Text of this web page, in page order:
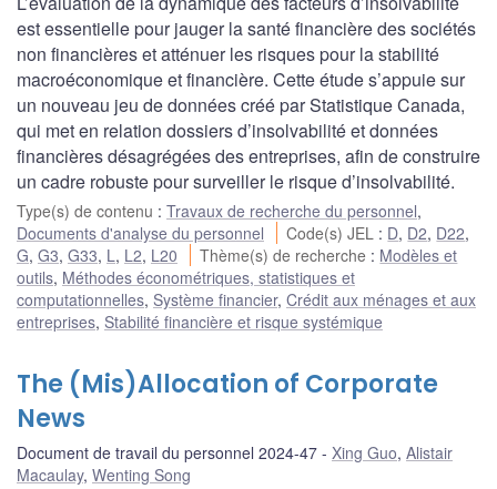
est essentielle pour jauger la santé financière des sociétés
non financières et atténuer les risques pour la stabilité
macroéconomique et financière. Cette étude s’appuie sur
un nouveau jeu de données créé par Statistique Canada,
qui met en relation dossiers d’insolvabilité et données
financières désagrégées des entreprises, afin de construire
un cadre robuste pour surveiller le risque d’insolvabilité.
Type(s) de contenu : Travaux de recherche du personnel,
Documents d'analyse du personnel
Code(s) JEL : D, D2, D22,
G, G3, G33, L , L2, L20 Thème(s) de recherche : Modèles et
outils, Méthodes économétriques, statistiques et
computationnelles, Système financier, Crédit aux ménages et aux
entreprises, Stabilité financière et risque systémique
The (Mis)Allocation of Corporate
News
Document de travail du personnel 2024-47 Xing Guo, Alistair
Macaulay, Wenting Song